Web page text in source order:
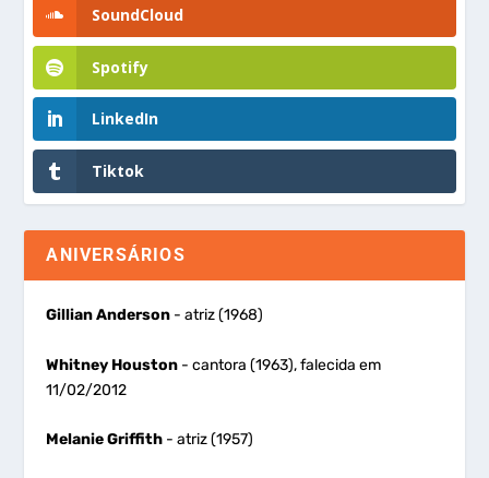
SoundCloud
Spotify
LinkedIn
Tiktok
ANIVERSÁRIOS
Gillian Anderson - atriz (1968)
Whitney Houston - cantora (1963), falecida em
11/02/2012
Melanie Griffith - atriz (1957)